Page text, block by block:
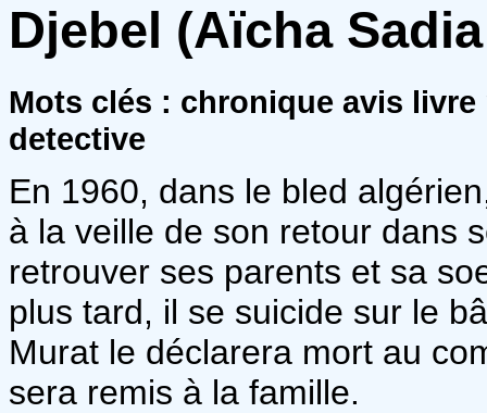
Djebel (Aïcha
Mots clés : chronique avis
detective
En 1960, dans le bled
à la veille de son retour dans
retrouver ses parents et sa
plus tard, il se suicide sur le
Murat le déclarera mort au
sera remis à la famille.